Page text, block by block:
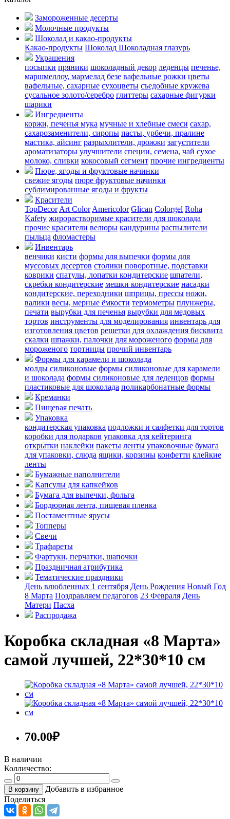
Замороженные десерты
Молочные продукты
Шоколад и какао-продукты
Какао-продукты Шоколад Шоколадная глазурь
Украшения
посыпки пряники шоколадный декор леденцы печенье,
маршмеллоу, мармелад безе вафельные рожки цветы
вафельные, сахарные сухоцветы съедобные кружева
сусальное золото/серебро глиттеры сахарные фигурки
шарики
Ингредиенты
коржи, печенья мука мучные и хлебные смеси сахар,
сахарозаменители, сиропы пасты, урбечи, пралине
мастика, айсинг разрыхлители, дрожжи загустители
ароматизаторы улучшители специи, семена, чай сухое
молоко, сливки кокосовый сегмент прочие ингредиенты
Пюре, ягоды и фруктовые начинки
свежие ягоды пюре фруктовые начинки
сублимированные ягоды и фрукты
Красители
TopDecor Art Color Americolor Glican Colorgel Roha
Kafety жирорастворимые красители для шоколада
прочие красители велюры кандурины распылители
пыльца фломастеры
Инвентарь
венчики кисти формы для выпечки формы для
муссовых десертов столики поворотные, подставки
коврики cпатулы, лопатки кондитерские шпатели,
скребки кондитерские мешки кондитерские насадки
кондитерские, переходники шприцы, прессы ножи,
валики весы, мерные ёмкости термометры плунжеры,
печати вырубки для печенья вырубки для медовых
тортов инструменты для моделирования инвентарь для
изготовления цветов решетки для охлаждения бисквита
скалки шпажки, палочки для мороженого формы для
мороженого тортницы прочий инвентарь
Формы для карамели и шоколада
молды силиконовые формы силиконовые для карамели
и шоколада формы силиконовые для леденцов формы
пластиковые для шоколада поликарбонатные формы
Креманки
Пищевая печать
Упаковка
кондитерская упаковка подложки и салфетки для тортов
коробки для подарков упаковка для кейтеринга
открытки наклейки пакеты ленты упаковочные бумага
для упаковки, слюда ящики, корзины конфетти клейкие
ленты
Бумажные наполнители
Капсулы для капкейков
Бумага для выпечки, фольга
Бордюрная лента, пищевая пленка
Постаментные ярусы
Топперы
Свечи
Трафареты
Фартуки, перчатки, шапочки
Праздничная атрибутика
Тематические праздники
День влюбленных 1 сентября День Рождения Новый Год
8 Марта Поздравляем педагогов 23 Февраля День
Матери Пасха
Распродажа
Коробка складная «8 Марта»
самой лучшей, 22*30*10 см
70.00₽
В наличии
Колличество:
В корзину
Добавить в избранное
Поделиться